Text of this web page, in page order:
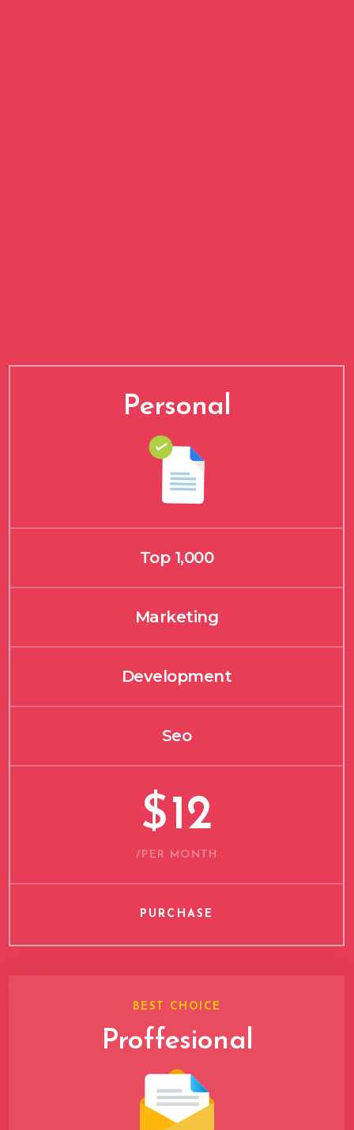
Personal
Top 1,000
Marketing
Development
Seo
$12
/PER MONTH
PURCHASE
BEST CHOICE
Proffesional